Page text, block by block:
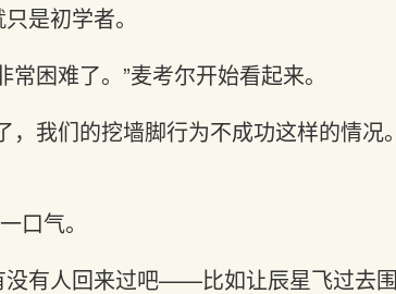
是初学者。
困难了。”麦考尔开始看起来。
我们的挖墙脚行为不成功这样的情况
口气。
没有人回来过吧——比如让辰星飞过去